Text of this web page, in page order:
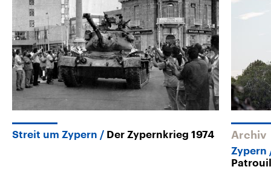
Streit um Zypern Der Zypernkrieg 1974 Archiv
Zypern